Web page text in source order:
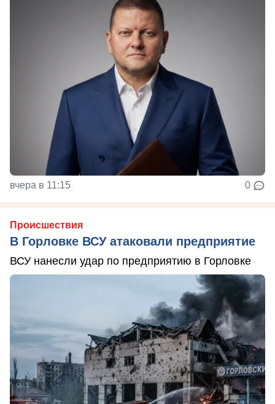
вчера в 11:15 0
Происшествия
В Горловке ВСУ атаковали предприятие
ВСУ нанесли удар по предприятию в Горловке